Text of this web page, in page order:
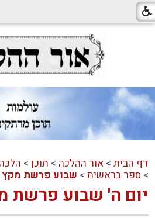
דף הבית >אור ההלכה > תוכן >
> ספר בראשית > שבוע פרשת מקץ
יום ה' שבוע פרשת